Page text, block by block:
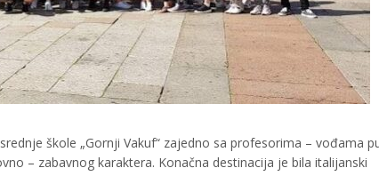
škole „Gornji Vakuf“ zajedno sa profesorima – vođama
– zabavnog karaktera. Konačna destinacija je bila italijanski